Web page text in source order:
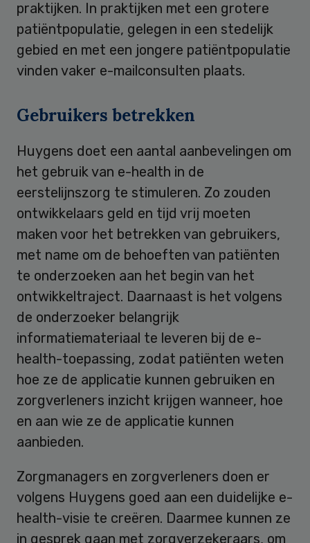
praktijken. In praktijken met een grotere
patiëntpopulatie, gelegen in een stedelijk
gebied en met een jongere patiëntpopulatie
vinden vaker e-mailconsulten plaats.
Gebruikers betrekken
Huygens doet een aantal aanbevelingen om
het gebruik van e-health in de
eerstelijnszorg te stimuleren. Zo zouden
ontwikkelaars geld en tijd vrij moeten
maken voor het betrekken van gebruikers,
met name om de behoeften van patiënten
te onderzoeken aan het begin van het
ontwikkeltraject. Daarnaast is het volgens
de onderzoeker belangrijk
informatiemateriaal te leveren bij de e-
health-toepassing, zodat patiënten weten
hoe ze de applicatie kunnen gebruiken en
zorgverleners inzicht krijgen wanneer, hoe
en aan wie ze de applicatie kunnen
aanbieden.
Zorgmanagers en zorgverleners doen er
volgens Huygens goed aan een duidelijke e-
health-visie te creëren. Daarmee kunnen ze
in gesprek gaan met zorgverzekeraars, om